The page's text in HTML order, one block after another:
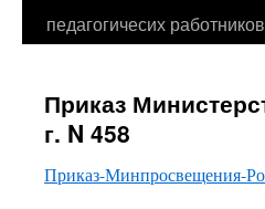
педагогичесих
Приказ
г. N 458
Приказ-Минпросвещения-